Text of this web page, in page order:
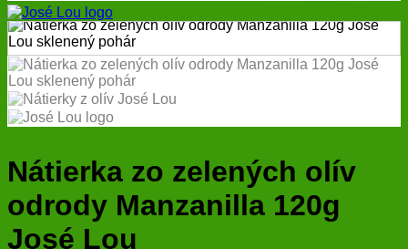
Nátierka zo zelených olív
odrody Manzanilla 120g
José Lou